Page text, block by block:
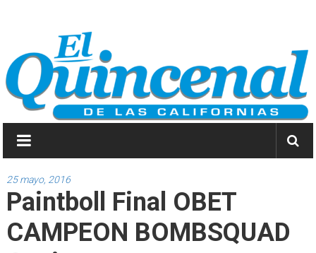
Quincenal
de
las
Californias
Primero
Dios
y
después
las
25 mayo, 2016
Paintboll Final OBET
CAMPEON BOMBSQUAD